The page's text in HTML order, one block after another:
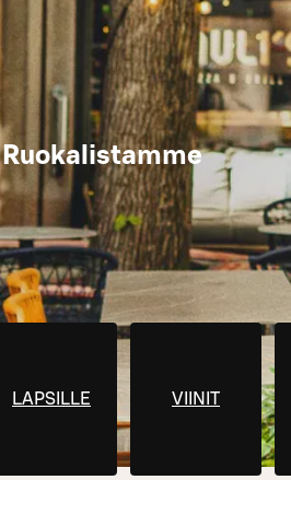
Ruokalistamme
LAPSILLE VIINIT